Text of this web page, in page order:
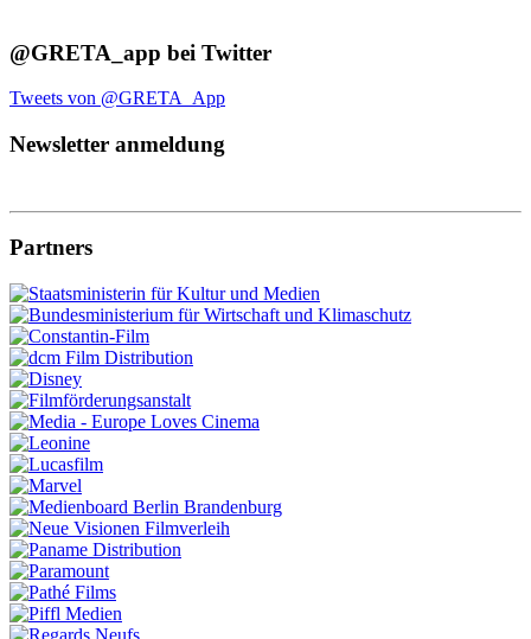
@GRETA_app bei Twitter
Tweets von @GRETA_App
Newsletter anmeldung
Partners